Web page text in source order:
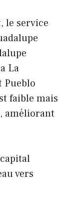
le service
La
Pueblo
faible mais
améliorant
vers